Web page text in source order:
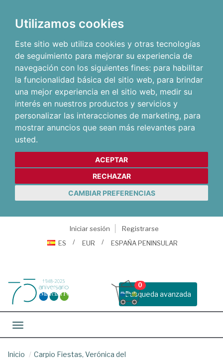
Utilizamos cookies
Este sitio web utiliza cookies y otras tecnologías
de seguimiento para mejorar su experiencia de
navegación con los siguientes fines: para habilitar
la funcionalidad básica del sitio web, para brindar
una mejor experiencia en el sitio web, medir su
interés en nuestros productos y servicios y
personalizar las interacciones de marketing, para
mostrar anuncios que sean más relevantes para
usted.
ACEPTAR
RECHAZAR
CAMBIAR PREFERENCIAS
Iniciar sesión
Registrarse
ES
EUR ESPAÑA PENINSULAR
Busqueda avanzada
0
Toggle navigation
Inicio Carpio Fiestas, Verónica del